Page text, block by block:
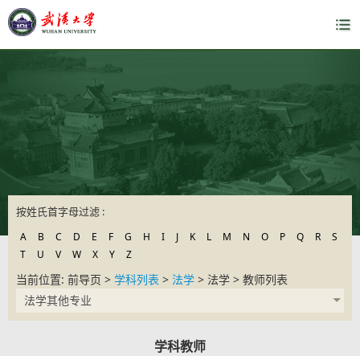
按姓氏首字母过滤 :
A B C D E F G H I J K L M N O P Q R
S
T
U V W X Y Z
当前位置: 前导页 > 学科列表 > 法学 > 法学 > 教师列表
法学其他专业
学科教师